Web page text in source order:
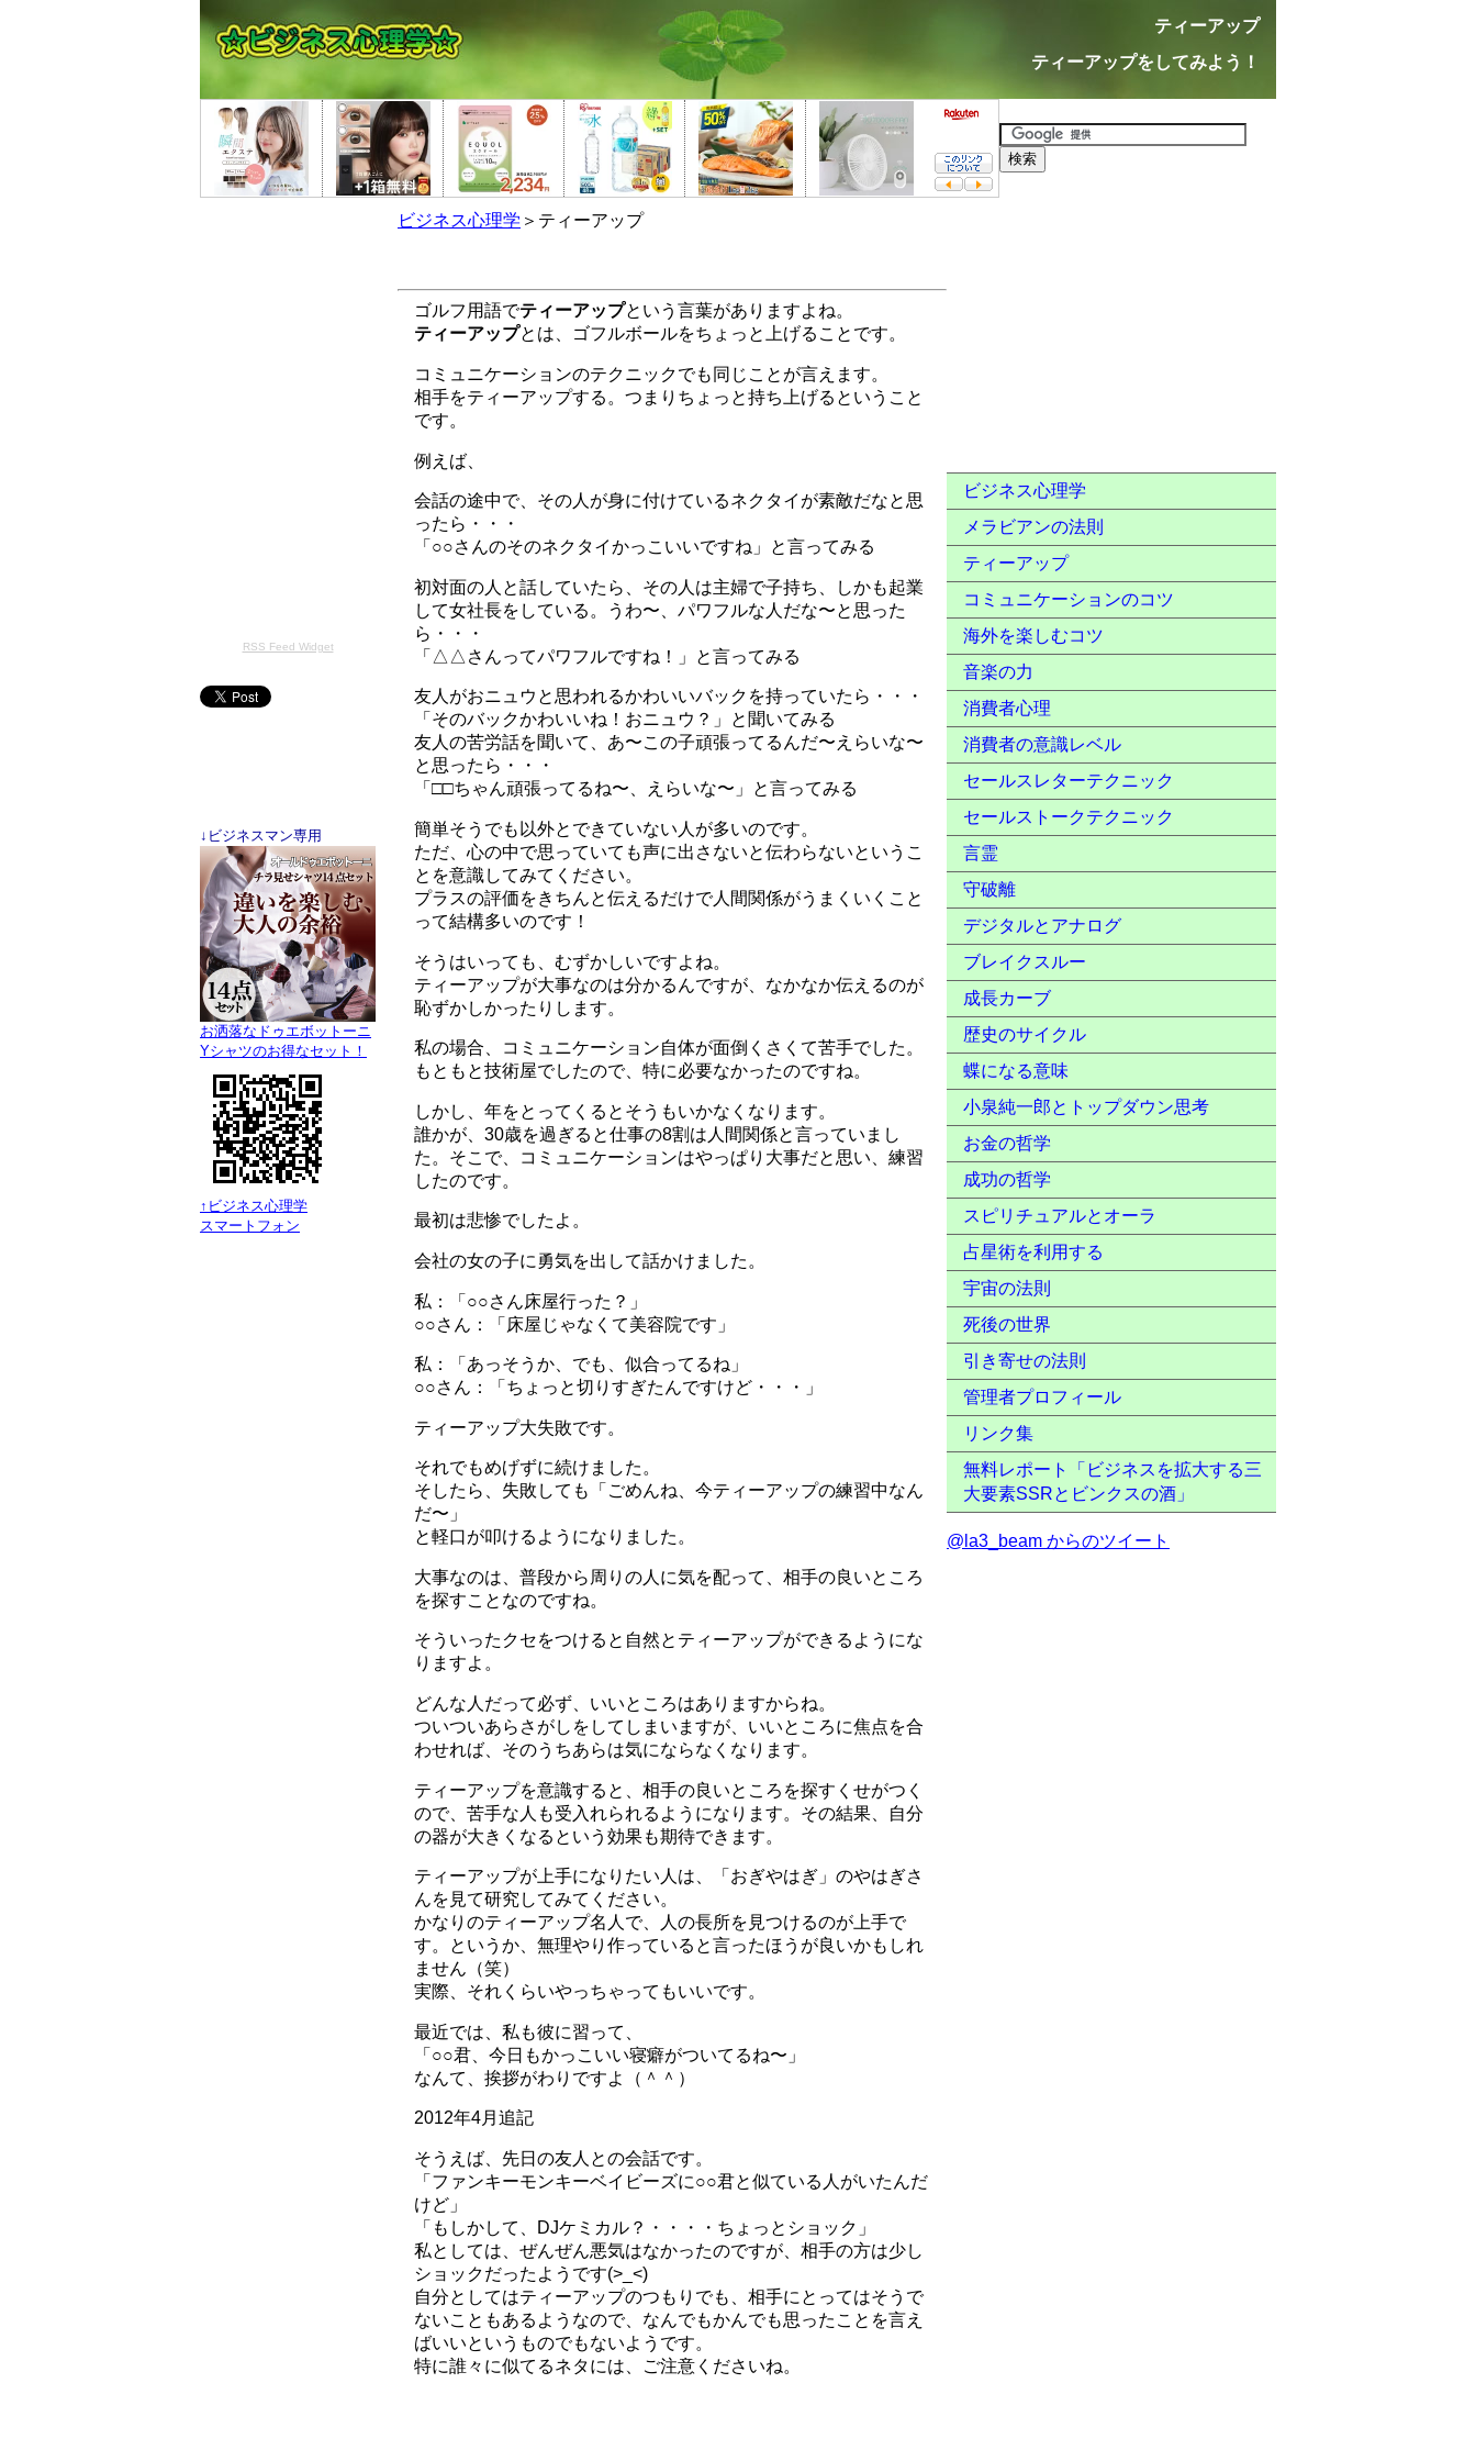
ティーアップ
ティーアップをしてみよう！
ビジネス心理学 ＞ティーアップ
ゴルフ用語でティーアップという言葉がありますよね。
ティーアップとは、ゴフルボールをちょっと上げることです。
コミュニケーションのテクニックでも同じことが言えます。
相手をティーアップする。つまりちょっと持ち上げるということ
です。
例えば、
会話の途中で、その人が身に付けているネクタイが素敵だなと思
ったら・・・
「○○さんのそのネクタイかっこいいですね」と言ってみる
初対面の人と話していたら、その人は主婦で子持ち、しかも起業
して女社長をしている。うわ〜、パワフルな人だな〜と思った
ら・・・
「△△さんってパワフルですね！」と言ってみる
友人がおニュウと思われるかわいいバックを持っていたら・・・
「そのバックかわいいね！おニュウ？」と聞いてみる
友人の苦労話を聞いて、あ〜この子頑張ってるんだ〜えらいな〜
と思ったら・・・
「□□ちゃん頑張ってるね〜、えらいな〜」と言ってみる
簡単そうでも以外とできていない人が多いのです。
ただ、心の中で思っていても声に出さないと伝わらないというこ
とを意識してみてください。
プラスの評価をきちんと伝えるだけで人間関係がうまくいくこと
って結構多いのです！
そうはいっても、むずかしいですよね。
ティーアップが大事なのは分かるんですが、なかなか伝えるのが
恥ずかしかったりします。
私の場合、コミュニケーション自体が面倒くさくて苦手でした。
もともと技術屋でしたので、特に必要なかったのですね。
しかし、年をとってくるとそうもいかなくなります。
誰かが、30歳を過ぎると仕事の8割は人間関係と言っていまし
た。そこで、コミュニケーションはやっぱり大事だと思い、練習
したのです。
最初は悲惨でしたよ。
会社の女の子に勇気を出して話かけました。
私：「○○さん床屋行った？」
○○さん：「床屋じゃなくて美容院です」
私：「あっそうか、でも、似合ってるね」
○○さん：「ちょっと切りすぎたんですけど・・・」
ティーアップ大失敗です。
それでもめげずに続けました。
そしたら、失敗しても「ごめんね、今ティーアップの練習中なん
だ〜」
と軽口が叩けるようになりました。
大事なのは、普段から周りの人に気を配って、相手の良いところ
を探すことなのですね。
そういったクセをつけると自然とティーアップができるようにな
りますよ。
どんな人だって必ず、いいところはありますからね。
ついついあらさがしをしてしまいますが、いいところに焦点を合
わせれば、そのうちあらは気にならなくなります。
ティーアップを意識すると、相手の良いところを探すくせがつく
ので、苦手な人も受入れられるようになります。その結果、自分
の器が大きくなるという効果も期待できます。
ティーアップが上手になりたい人は、「おぎやはぎ」のやはぎさ
んを見て研究してみてください。
かなりのティーアップ名人で、人の長所を見つけるのが上手で
す。というか、無理やり作っていると言ったほうが良いかもしれ
ません（笑）
実際、それくらいやっちゃってもいいです。
最近では、私も彼に習って、
「○○君、今日もかっこいい寝癖がついてるね〜」
なんて、挨拶がわりですよ（＾＾）
2012年4月追記
そうえば、先日の友人との会話です。
「ファンキーモンキーベイビーズに○○君と似ている人がいたんだ
けど」
「もしかして、DJケミカル？・・・・ちょっとショック」
私としては、ぜんぜん悪気はなかったのですが、相手の方は少し
ショックだったようです(>_<)
自分としてはティーアップのつもりでも、相手にとってはそうで
ないこともあるようなので、なんでもかんでも思ったことを言え
ばいいというものでもないようです。
特に誰々に似てるネタには、ご注意くださいね。
RSS Feed Widget
↓ビジネスマン専用
お洒落なドゥエボットーニ
Yシャツのお得なセット！
↑ビジネス心理学
スマートフォン
ビジネス心理学
メラビアンの法則
ティーアップ
コミュニケーションのコツ
海外を楽しむコツ
音楽の力
消費者心理
消費者の意識レベル
セールスレターテクニック
セールストークテクニック
言霊
守破離
デジタルとアナログ
ブレイクスルー
成長カーブ
歴史のサイクル
蝶になる意味
小泉純一郎とトップダウン思考
お金の哲学
成功の哲学
スピリチュアルとオーラ
占星術を利用する
宇宙の法則
死後の世界
引き寄せの法則
管理者プロフィール
リンク集
無料レポート「ビジネスを拡大する三
大要素SSRとビンクスの酒」
@la3_beam からのツイート